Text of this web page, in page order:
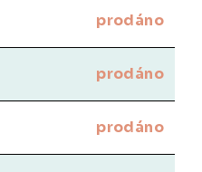
prodáno
prodáno
prodáno